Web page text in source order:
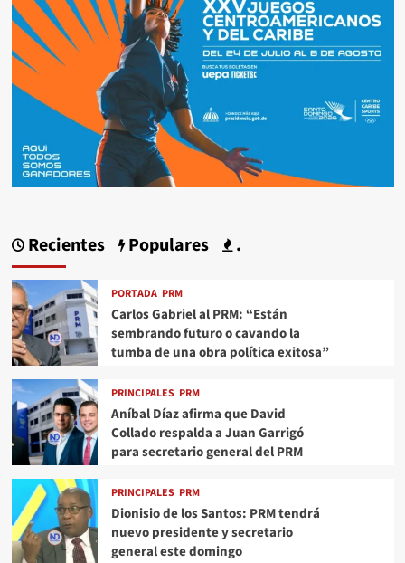
Recientes Populares .
PORTADA PRM
Carlos Gabriel al PRM: “Están
sembrando futuro o cavando la
tumba de una obra política exitosa”
PRINCIPALES PRM
Aníbal Díaz afirma que David
Collado respalda a Juan Garrigó
para secretario general del PRM
PRINCIPALES PRM
Dionisio de los Santos: PRM tendrá
nuevo presidente y secretario
general este domingo